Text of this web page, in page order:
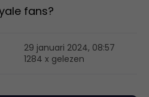
fans?
29 januari 2024, 08:57
1284 x gelezen